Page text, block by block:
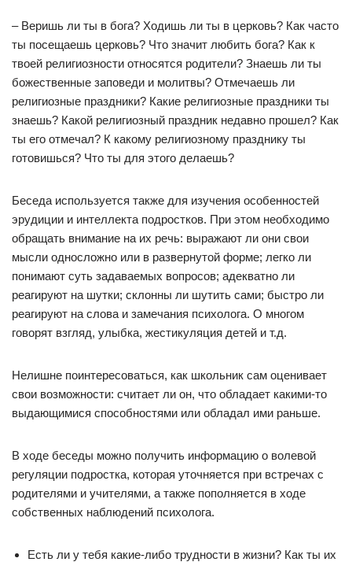
– Веришь ли ты в бога? Ходишь ли ты в церковь? Как часто
ты посещаешь церковь? Что значит любить бога? Как к
твоей религиозности относятся родители? Знаешь ли ты
божественные заповеди и молитвы? Отмечаешь ли
религиозные праздники? Какие религиозные праздники ты
знаешь? Какой религиозный праздник недавно прошел? Как
ты его отмечал? К какому религиозному празднику ты
готовишься? Что ты для этого делаешь?
Беседа используется также для изучения особенностей
эрудиции и интеллекта подростков. При этом необходимо
обращать внимание на их речь: выражают ли они свои
мысли односложно или в развернутой форме; легко ли
понимают суть задаваемых вопросов; адекватно ли
реагируют на шутки; склонны ли шутить сами; быстро ли
реагируют на слова и замечания психолога. О многом
говорят взгляд, улыбка, жестикуляция детей и т.д.
Нелишне поинтересоваться, как школьник сам оценивает
свои возможности: считает ли он, что обладает какими-то
выдающимися способностями или обладал ими раньше.
В ходе беседы можно получить информацию о волевой
регуляции подростка, которая уточняется при встречах с
родителями и учителями, а также пополняется в ходе
собственных наблюдений психолога.
Есть ли у тебя какие-либо трудности в жизни? Как ты их